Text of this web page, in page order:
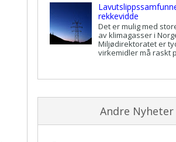
rekkevidde
Det er mulig med
av klimagasser i
Miljødirektoratet er
virkemidler må raskt
Andre Nyheter